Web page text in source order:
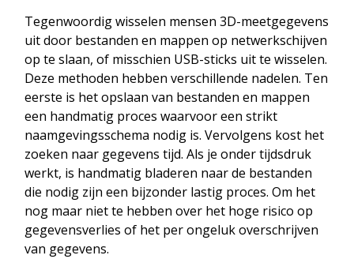
Tegenwoordig wisselen mensen 3D-meetgegevens
uit door bestanden en mappen op netwerkschijven
op te slaan, of misschien USB-sticks uit te wisselen.
Deze methoden hebben verschillende nadelen. Ten
eerste is het opslaan van bestanden en mappen
een handmatig proces waarvoor een strikt
naamgevingsschema nodig is. Vervolgens kost het
zoeken naar gegevens tijd. Als je onder tijdsdruk
werkt, is handmatig bladeren naar de bestanden
die nodig zijn een bijzonder lastig proces. Om het
nog maar niet te hebben over het hoge risico op
gegevensverlies of het per ongeluk overschrijven
van gegevens.